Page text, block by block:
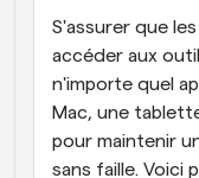
S'assurer que
accéder aux
n'importe quel
Mac, une
pour maintenir
sans faille. Voici